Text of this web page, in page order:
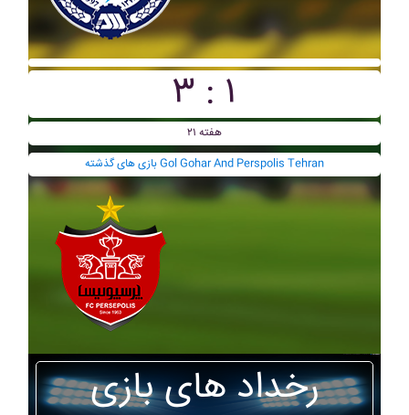
۳ : ۱
هفته ۲۱
بازی های گذشته Gol Gohar And Perspolis Tehran
رخداد های بازی